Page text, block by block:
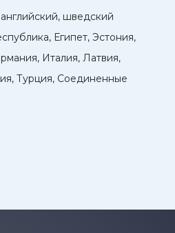
шведский
Египет, Эстония,
Италия, Латвия,
Турция, Соединенные